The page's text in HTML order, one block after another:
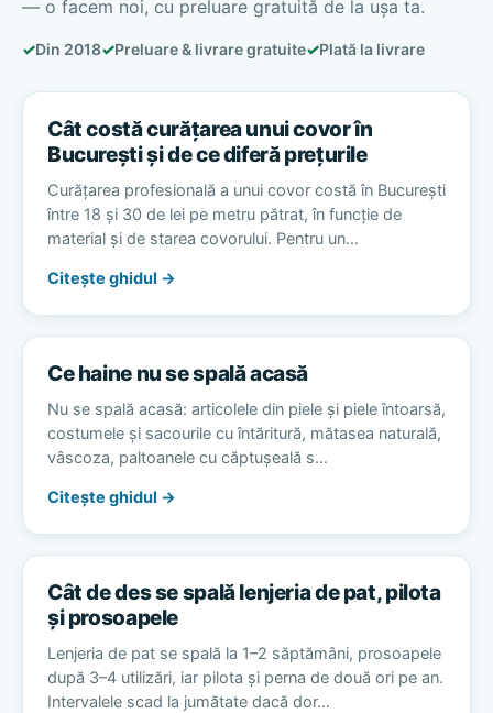
— o facem noi, cu preluare gratuită de la ușa ta.
✓Din 2018✓Preluare & livrare gratuite✓Plată la livrare
Cât costă curățarea unui covor în
București și de ce diferă prețurile
Curățarea profesională a unui covor costă în București
între 18 și 30 de lei pe metru pătrat, în funcție de
material și de starea covorului. Pentru un…
Citește ghidul →
Ce haine nu se spală acasă
Nu se spală acasă: articolele din piele și piele întoarsă,
costumele și sacourile cu întăritură, mătasea naturală,
vâscoza, paltoanele cu căptușeală s…
Citește ghidul →
Cât de des se spală lenjeria de pat, pilota
și prosoapele
Lenjeria de pat se spală la 1–2 săptămâni, prosoapele
după 3–4 utilizări, iar pilota și perna de două ori pe an.
Intervalele scad la jumătate dacă dor…